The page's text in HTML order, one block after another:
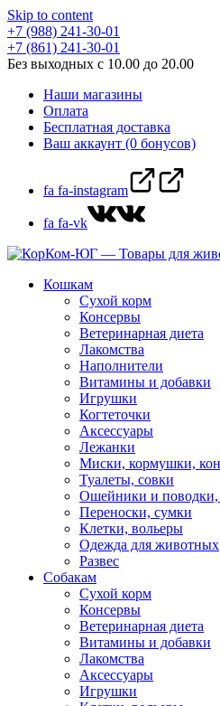
Skip to content
+7 (988) 241-30-01
+7 (861) 241-30-01
Без выходных с 10.00 до 20.00
Наши магазины
Оплата
Бесплатная доставка
Ваш аккаунт (0 бонусов)
fa fa-instagram
fa fa-vk
Кошкам
Сухой корм
Консервы
Ветеринарная диета
Лакомства
Наполнители
Витамины и добавки
Игрушки
Когтеточки
Аксессуары
Лежанки
Миски, кормушки,
Туалеты, совки
Ошейники и поводки,
Переноски, сумки
Клетки, вольеры
Одежда для животных
Развес
Собакам
Сухой корм
Консервы
Ветеринарная диета
Витамины и добавки
Лакомства
Аксессуары
Игрушки